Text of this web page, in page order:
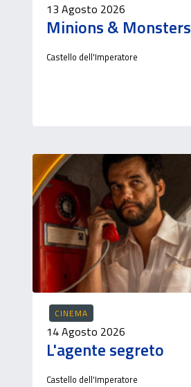
13 Agosto 2026
Minions & Monsters
Castello dell'Imperatore
CINEMA
14 Agosto 2026
L'agente segreto
Castello dell'Imperatore